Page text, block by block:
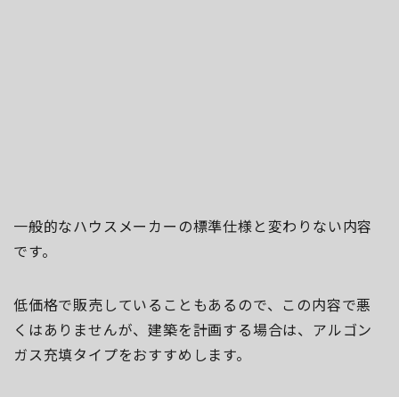
一般的なハウスメーカーの標準仕様と変わりない内容
です。
低価格で販売していることもあるので、この内容で悪
くはありませんが、建築を計画する場合は、アルゴン
ガス充填タイプをおすすめします。